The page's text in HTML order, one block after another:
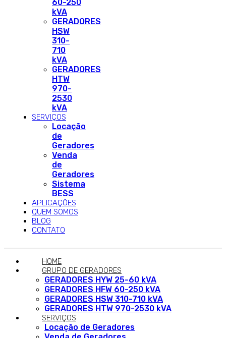
60-250
kVA
GERADORES
HSW
310-
710
kVA
GERADORES
HTW
970-
2530
kVA
SERVIÇOS
Locação
de
Geradores
Venda
de
Geradores
Sistema
BESS
APLICAÇÕES
QUEM SOMOS
BLOG
CONTATO
HOME
GRUPO DE GERADORES
GERADORES HYW 25-60 kVA
GERADORES HFW 60-250 kVA
GERADORES HSW 310-710 kVA
GERADORES HTW 970-2530 kVA
SERVIÇOS
Locação de Geradores